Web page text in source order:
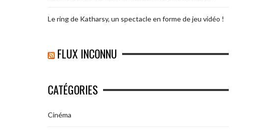
Le ring de Katharsy, un spectacle en forme de jeu vidéo !
FLUX INCONNU
CATÉGORIES
Cinéma